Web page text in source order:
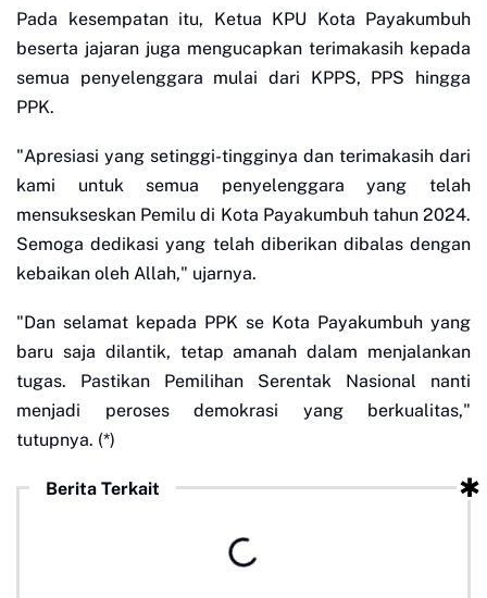
Pada kesempatan itu, Ketua KPU Kota Payakumbuh
beserta jajaran juga mengucapkan terimakasih kepada
semua penyelenggara mulai dari KPPS, PPS hingga
PPK.
"Apresiasi yang setinggi-tingginya dan terimakasih dari
kami untuk semua penyelenggara yang telah
mensukseskan Pemilu di Kota Payakumbuh tahun 2024.
Semoga dedikasi yang telah diberikan dibalas dengan
kebaikan oleh Allah," ujarnya.
"Dan selamat kepada PPK se Kota Payakumbuh yang
baru saja dilantik, tetap amanah dalam menjalankan
tugas. Pastikan Pemilihan Serentak Nasional nanti
menjadi peroses demokrasi yang berkualitas,"
tutupnya. (*)
Berita Terkait